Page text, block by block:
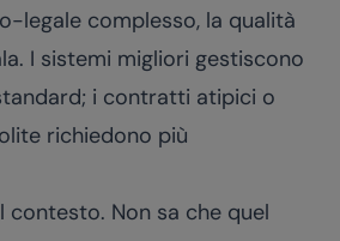
legale complesso, la qualità
I sistemi migliori gestiscono
i contratti atipici o
richiedono più
contesto. Non sa che quel